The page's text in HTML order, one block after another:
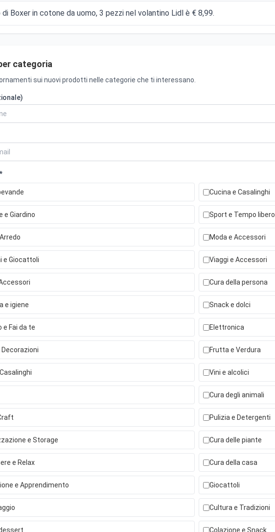
Boxer in cotone da uomo, 3 pezzi nel volantino Lidl è € 8,99.
categoria
sui nuovi prodotti nelle categorie che ti interessano.
Cucina e Casalinghi
e Giardino Sport e Tempo libero
Moda e Accessori
e Giocattoli Viaggi e Accessori
Cura della persona
e igiene Snack e dolci
e Fai da te Elettronica
Decorazioni Frutta e Verdura
Vini e alcolici
Cura degli animali
Pulizia e Detergenti
e Storage Cura delle piante
e Relax Cura della casa
e Apprendimento Giocattoli
Cultura e Tradizioni
Colazione e Snack